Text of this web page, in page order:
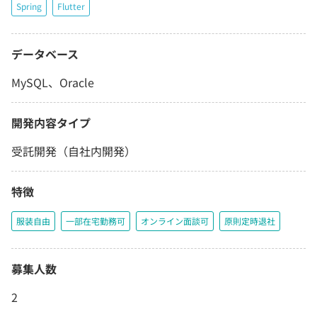
Spring Flutter
データベース
MySQL、Oracle
開発内容タイプ
受託開発（自社内開発）
特徴
服装自由 一部在宅勤務可 オンライン面談可 原則定時退社
募集人数
2